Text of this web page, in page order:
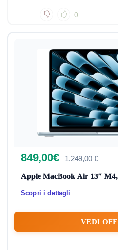
0
849,00€ 1.249,00 €
Apple MacBook Air 13″ M4,
Scopri i dettagli
VEDI